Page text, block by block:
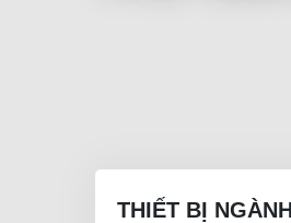
THIẾT BỊ